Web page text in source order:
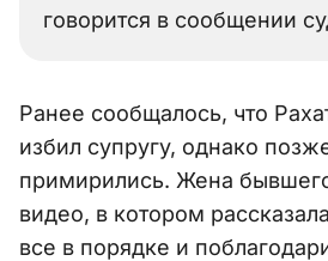
говорится в сообщении
Ранее сообщалось, что
избил супругу, однако
примирились. Жена
видео, в котором
все в порядке и